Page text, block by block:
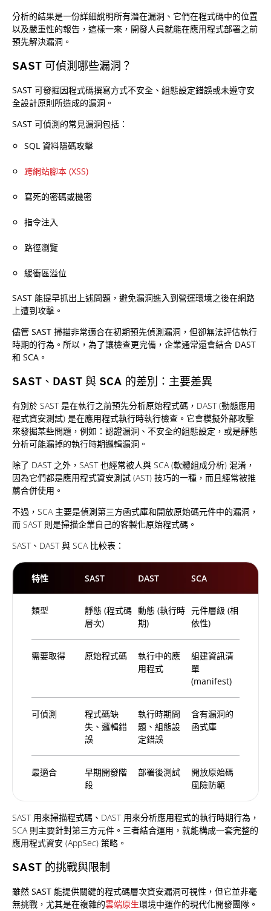
分析的結果是一份詳細說明所有潛在漏洞、它們在程式碼中的位置
以及嚴重性的報告，這樣一來，開發人員就能在應用程式部署之前
預先解決漏洞。
SAST 可偵測哪些漏洞？
SAST 可發掘因程式碼撰寫方式不安全、組態設定錯誤或未遵守安
全設計原則所造成的漏洞。
SAST 可偵測的常見漏洞包括：
SQL 資料隱碼攻擊
跨網站腳本 (XSS)
寫死的密碼或機密
指令注入
路徑瀏覽
緩衝區溢位
SAST 能提早抓出上述問題，避免漏洞進入到營運環境之後在網路
上遭到攻擊。
儘管 SAST 掃描非常適合在初期預先偵測漏洞，但卻無法評估執行
時期的行為。所以，為了讓檢查更完備，企業通常還會結合 DAST
和 SCA。
SAST、DAST 與 SCA 的差別：主要差異
有別於 SAST 是在執行之前預先分析原始程式碼，DAST (動態應用
程式資安測試) 是在應用程式執行時執行檢查。它會模擬外部攻擊
來發掘某些問題，例如：認證漏洞、不安全的組態設定，或是靜態
分析可能漏掉的執行時期邏輯漏洞。
除了 DAST 之外，SAST 也經常被人與 SCA (軟體組成分析) 混淆，
因為它們都是應用程式資安測試 (AST) 技巧的一種，而且經常被推
薦合併使用。
不過，SCA 主要是偵測第三方函式庫和開放原始碼元件中的漏洞，
而 SAST 則是掃描企業自己的客製化原始程式碼。
SAST、DAST 與 SCA 比較表：
特性 SAST DAST SCA
類型
靜態 (程式碼
層次)
動態 (執行時
期)
元件層級 (相
依性)
需要取得 原始程式碼
執行中的應
用程式
組建資訊清
單
(manifest)
可偵測
程式碼缺
失、邏輯錯
誤
執行時期問
題、組態設
定錯誤
含有漏洞的
函式庫
最適合
早期開發階
段
部署後測試
開放原始碼
風險防範
SAST 用來掃描程式碼、DAST 用來分析應用程式的執行時期行為，
SCA 則主要針對第三方元件。三者結合運用，就能構成一套完整的
應用程式資安 (AppSec) 策略。
SAST 的挑戰與限制
雖然 SAST 能提供關鍵的程式碼層次資安漏洞可視性，但它並非毫
無挑戰，尤其是在複雜的雲端原生環境中運作的現代化開發團隊。